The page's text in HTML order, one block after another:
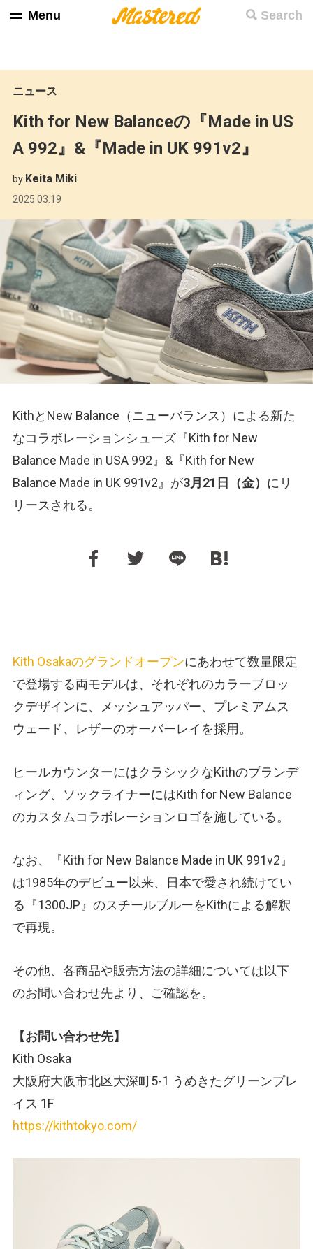
Search
Menu
ニュース
Kith for New Balanceの『Made in US
A 992』&『Made in UK 991v2』
by Keita Miki
2025.03.19
KithとNew Balance（ニューバランス）による新た
なコラボレーションシューズ『Kith for New
Balance Made in USA 992』&『Kith for New
Balance Made in UK 991v2』が3月21日（金） にリ
リースされる。
Kith Osakaのグランドオープンにあわせて数量限定
で登場する両モデルは、それぞれのカラーブロッ
クデザインに、メッシュアッパー、プレミアムス
ウェード、レザーのオーバーレイを採用。
ヒールカウンターにはクラシックなKithのブランデ
ィング、ソックライナーにはKith for New Balance
のカスタムコラボレーションロゴを施している。
なお、『Kith for New Balance Made in UK 991v2』
は1985年のデビュー以来、日本で愛され続けてい
る『1300JP』のスチールブルーをKithによる解釈
で再現。
その他、各商品や販売方法の詳細については以下
のお問い合わせ先より、ご確認を。
【お問い合わせ先】
Kith Osaka
大阪府大阪市北区大深町5-1 うめきたグリーンプレ
イス 1F
https://kithtokyo.com/